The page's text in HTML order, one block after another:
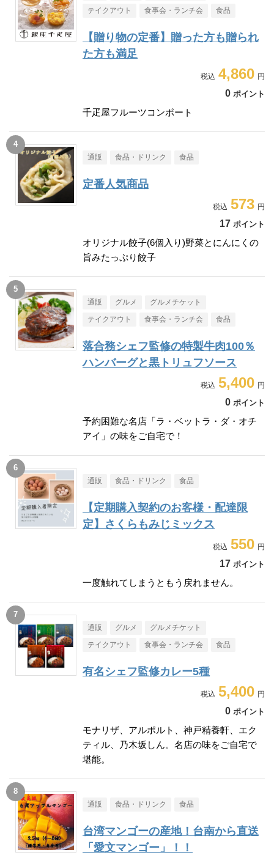
テイクアウト 食事会・ランチ会 食品
【贈り物の定番】贈った方も贈られ
た方も満足
4,860
0 ポイント
千疋屋フルーツコンポート
通販 食品・ドリンク 食品
定番人気商品
573
17 ポイント
オリジナル餃子(6個入り)野菜とにんにくの
旨みたっぷり餃子
通販 グルメ グルメチケット
テイクアウト 食事会・ランチ会 食品
落合務シェフ監修の特製牛肉100％
ハンバーグと黒トリュフソース
5,400
0 ポイント
予約困難な名店「ラ・ベットラ・ダ・オチ
アイ」の味をご自宅で！
通販 食品・ドリンク 食品
【定期購入契約のお客様・配達限
定】さくらもみじミックス
550
17 ポイント
一度触れてしまうともう戻れません。
通販 グルメ グルメチケット
テイクアウト 食事会・ランチ会 食品
有名シェフ監修カレー5種
5,400
0 ポイント
モナリザ、アルポルト、神戸精養軒、エク
ティル、乃木坂しん。名店の味をご自宅で
堪能。
通販 食品・ドリンク 食品
台湾マンゴーの産地！台南から直送
「愛文マンゴー」！！